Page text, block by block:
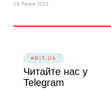
19 Липня 2021
#BIT.UA
Читайте нас у
Telegram